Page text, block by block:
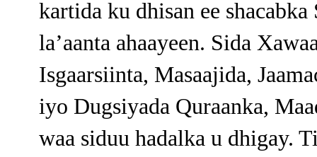
kartida ku dhisan ee
la’aanta ahaayeen. Sida
Isgaarsiinta, Masaajida,
iyo Dugsiyada Quraanka,
waa siduu hadalka u dhigay.